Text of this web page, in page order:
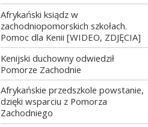
Afrykański ksiądz w
zachodniopomorskich szkołach.
Pomoc dla Kenii [WIDEO, ZDJĘCIA]
Kenijski duchowny odwiedził
Pomorze Zachodnie
Afrykańskie przedszkole powstanie,
dzięki wsparciu z Pomorza
Zachodniego